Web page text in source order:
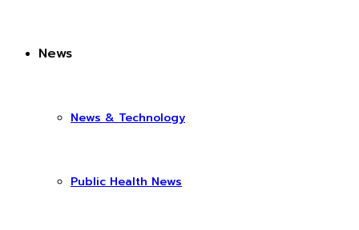
News
News & Technology
Public Health News